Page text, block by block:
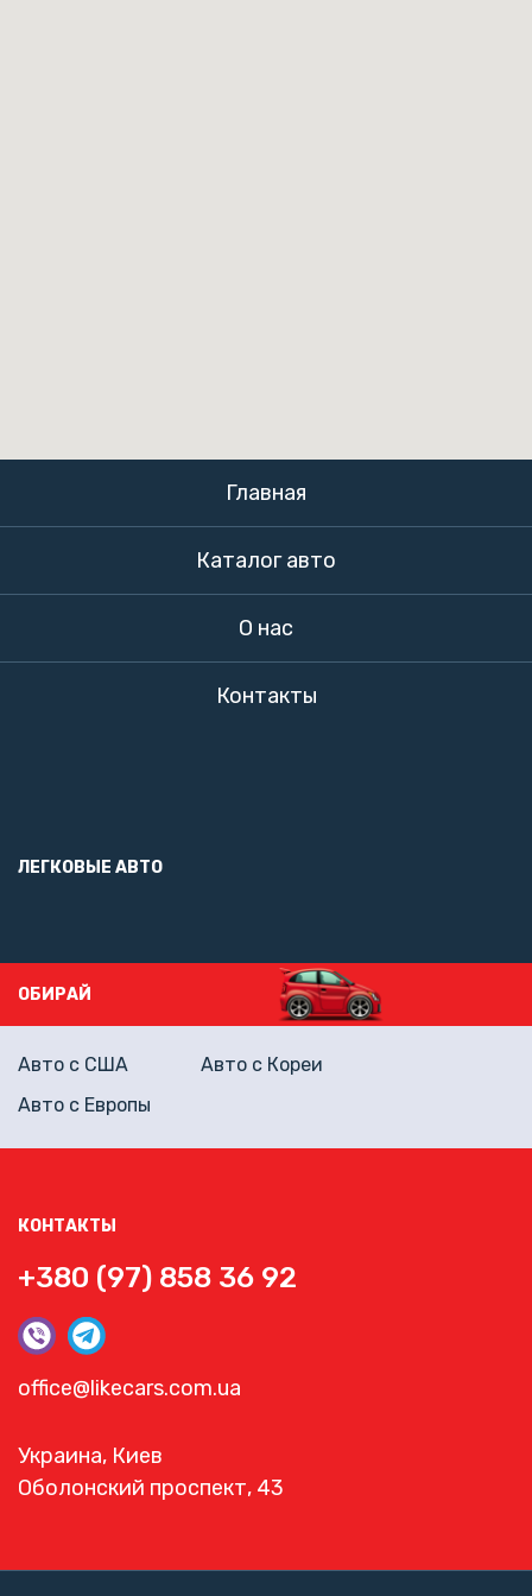
Главная
Каталог авто
О нас
Контакты
ЛЕГКОВЫЕ АВТО
КОНТАКТЫ
+380 (97) 858 36 92
office@likecars.com.ua
Украина, Киев
Оболонский проспект, 43
ОБИРАЙ
Авто с США
Авто с Кореи
Авто с Европы